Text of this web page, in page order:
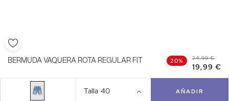
BERMUDA VAQUERA ROTA REGULAR FIT 20% 24,99 €
19,99 €
Talla 40 AÑADIR